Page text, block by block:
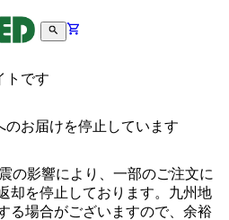
トです
お届けを停止しています
の影響により、一部のご注文に
却を停止しております。九州地
る場合がございますので、余裕